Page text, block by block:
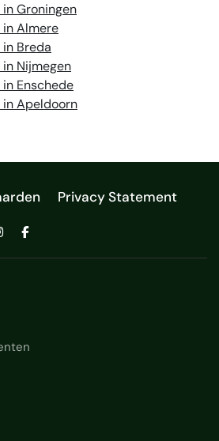
Groningen
Almere
Breda
Nijmegen
Enschede
Apeldoorn
Privacy Statement